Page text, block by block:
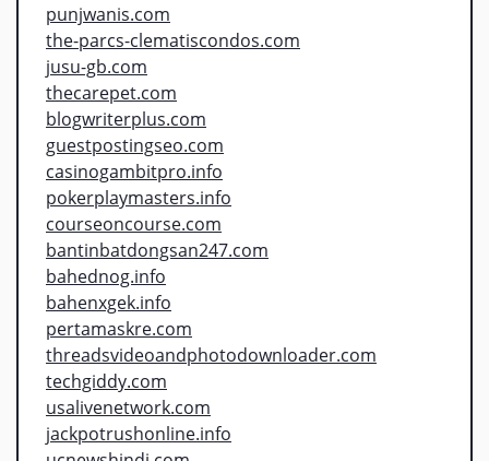
punjwanis.com
the-parcs-clematiscondos.com
jusu-gb.com
thecarepet.com
blogwriterplus.com
guestpostingseo.com
casinogambitpro.info
pokerplaymasters.info
courseoncourse.com
bantinbatdongsan247.com
bahednog.info
bahenxgek.info
pertamaskre.com
threadsvideoandphotodownloader.com
techgiddy.com
usalivenetwork.com
jackpotrushonline.info